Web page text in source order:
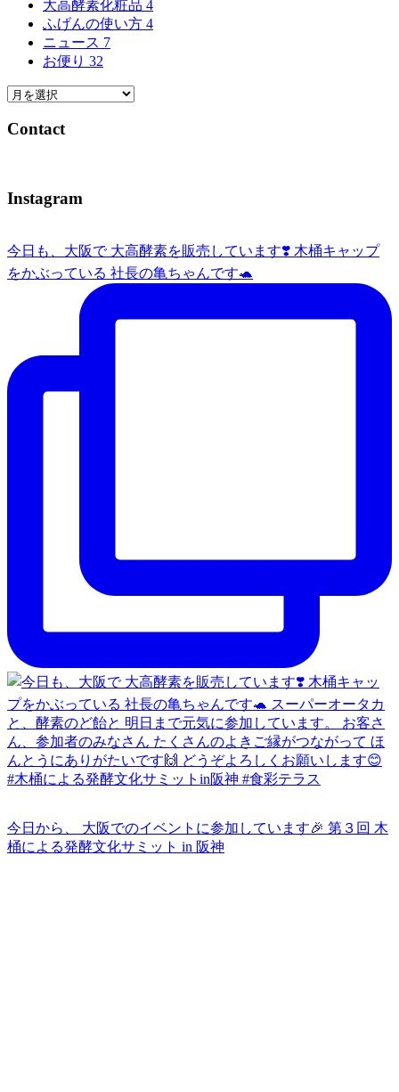
大高酵素化粧品 4
ふげんの使い方 4
ニュース 7
お便り 32
Contact
Instagram
今日も、大阪で 大高酵素を販売しています❣️ 木桶キャップ
をかぶっている 社長の亀ちゃんです🐢
今日から、 大阪でのイベントに参加しています🎉 第３回 木
桶による発酵文化サミット in 阪神